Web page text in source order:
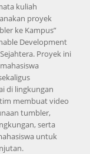
kuliah
proyek
ke Kampus”
Development
Proyek ini
di lingkungan
membuat video
tumbler,
serta
untuk